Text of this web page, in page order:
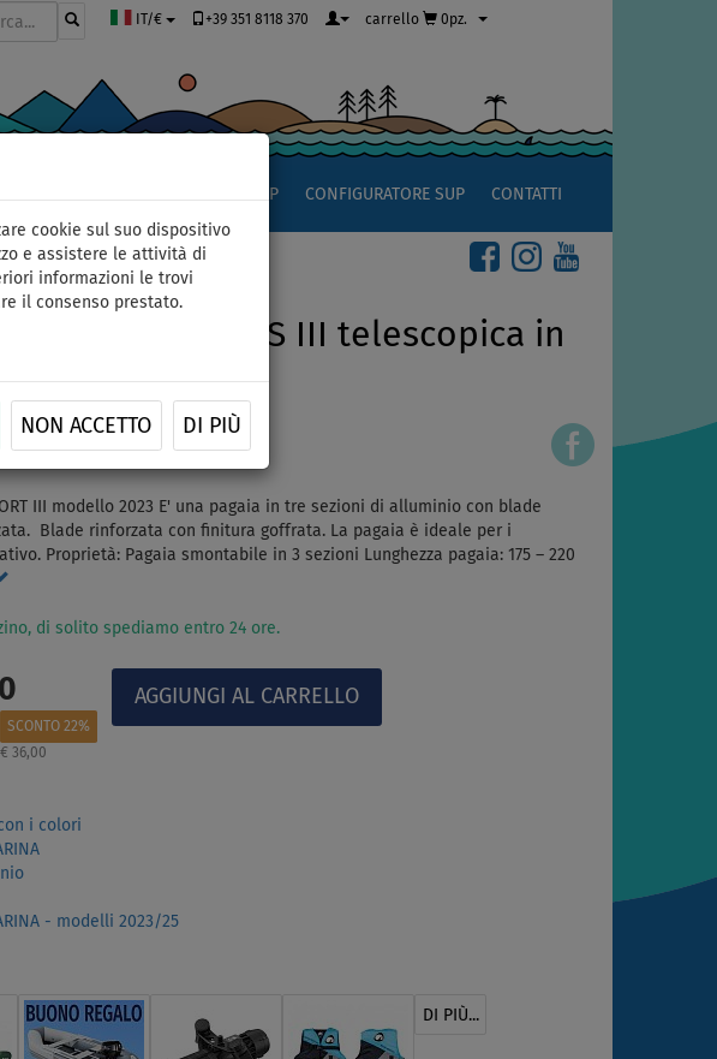
cookie sul suo dispositivo
e assistere le attività di
informazioni le trovi
il consenso prestato.
NON ACCETTO DI PIÙ
IT/€ +39 351 8118 370 carrello 0pz.
APPROCCIO AL SUP CONFIGURATORE SUP CONTATTI
MARINA SPORTS III telescopica in
SUP gonfiabili
III modello 2023 E' una pagaia in tre sezioni di alluminio con blade
Blade rinforzata con finitura goffrata. La pagaia è ideale per i
Proprietà: Pagaia smontabile in 3 sezioni Lunghezza pagaia: 175 – 220
di solito spediamo entro 24 ore.
SCONTO 22%
€ 36,00
i colori
- modelli 2023/25
DI PIÙ...